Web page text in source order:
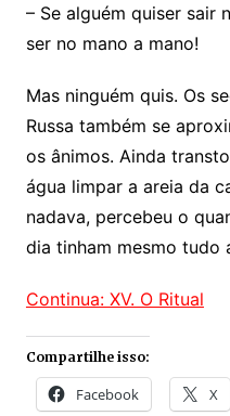
– Se alguém quiser sair
ser no mano a mano!
Mas ninguém quis. Os
Russa também se
os ânimos. Ainda
água limpar a areia da
nadava, percebeu o
dia tinham mesmo tudo
Continua: XV. O Ritual
Compartilhe isso:
Facebook X